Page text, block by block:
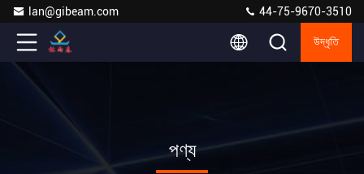
lan@gibeam.com 44-75-9670-3510
উদ্ধৃতি
পণ্য